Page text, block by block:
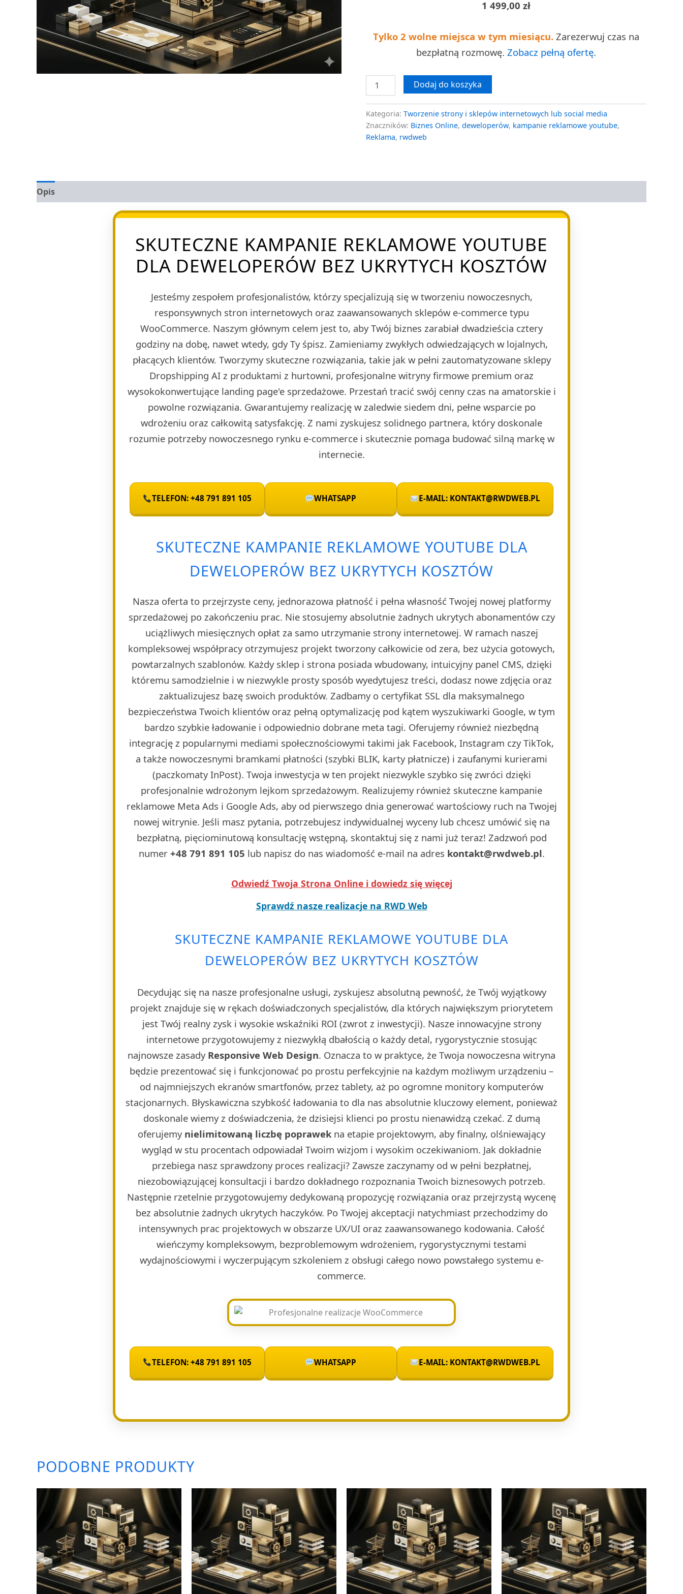
1 499,00 zł
Tylko 2 wolne miejsca w tym miesiącu. Zarezerwuj czas na
bezpłatną rozmowę. Zobacz pełną ofertę.
Dodaj do koszyka
Kategoria: Tworzenie strony i sklepów internetowych lub social media
Znaczników: Biznes Online, deweloperów, kampanie reklamowe youtube,
Reklama, rwdweb
Opis
SKUTECZNE KAMPANIE REKLAMOWE YOUTUBE
DLA DEWELOPERÓW BEZ UKRYTYCH KOSZTÓW
Jesteśmy zespołem profesjonalistów, którzy specjalizują się w tworzeniu nowoczesnych,
responsywnych stron internetowych oraz zaawansowanych sklepów e-commerce typu
WooCommerce. Naszym głównym celem jest to, aby Twój biznes zarabiał dwadzieścia cztery
godziny na dobę, nawet wtedy, gdy Ty śpisz. Zamieniamy zwykłych odwiedzających w lojalnych,
płacących klientów. Tworzymy skuteczne rozwiązania, takie jak w pełni zautomatyzowane sklepy
Dropshipping AI z produktami z hurtowni, profesjonalne witryny firmowe premium oraz
wysokokonwertujące landing page'e sprzedażowe. Przestań tracić swój cenny czas na amatorskie i
powolne rozwiązania. Gwarantujemy realizację w zaledwie siedem dni, pełne wsparcie po
wdrożeniu oraz całkowitą satysfakcję. Z nami zyskujesz solidnego partnera, który doskonale
rozumie potrzeby nowoczesnego rynku e-commerce i skutecznie pomaga budować silną markę w
internecie.
TELEFON: +48 791 891 105 WHATSAPP E-MAIL: KONTAKT@RWDWEB.PL
SKUTECZNE KAMPANIE REKLAMOWE YOUTUBE DLA
DEWELOPERÓW BEZ UKRYTYCH KOSZTÓW
Nasza oferta to przejrzyste ceny, jednorazowa płatność i pełna własność Twojej nowej platformy
sprzedażowej po zakończeniu prac. Nie stosujemy absolutnie żadnych ukrytych abonamentów czy
uciążliwych miesięcznych opłat za samo utrzymanie strony internetowej. W ramach naszej
kompleksowej współpracy otrzymujesz projekt tworzony całkowicie od zera, bez użycia gotowych,
powtarzalnych szablonów. Każdy sklep i strona posiada wbudowany, intuicyjny panel CMS, dzięki
któremu samodzielnie i w niezwykle prosty sposób wyedytujesz treści, dodasz nowe zdjęcia oraz
zaktualizujesz bazę swoich produktów. Zadbamy o certyfikat SSL dla maksymalnego
bezpieczeństwa Twoich klientów oraz pełną optymalizację pod kątem wyszukiwarki Google, w tym
bardzo szybkie ładowanie i odpowiednio dobrane meta tagi. Oferujemy również niezbędną
integrację z popularnymi mediami społecznościowymi takimi jak Facebook, Instagram czy TikTok,
a także nowoczesnymi bramkami płatności (szybki BLIK, karty płatnicze) i zaufanymi kurierami
(paczkomaty InPost). Twoja inwestycja w ten projekt niezwykle szybko się zwróci dzięki
profesjonalnie wdrożonym lejkom sprzedażowym. Realizujemy również skuteczne kampanie
reklamowe Meta Ads i Google Ads, aby od pierwszego dnia generować wartościowy ruch na Twojej
nowej witrynie. Jeśli masz pytania, potrzebujesz indywidualnej wyceny lub chcesz umówić się na
bezpłatną, pięciominutową konsultację wstępną, skontaktuj się z nami już teraz! Zadzwoń pod
numer +48 791 891 105 lub napisz do nas wiadomość e-mail na adres kontakt@rwdweb.pl.
Odwiedź Twoja Strona Online i dowiedz się więcej
Sprawdź nasze realizacje na RWD Web
SKUTECZNE KAMPANIE REKLAMOWE YOUTUBE DLA
DEWELOPERÓW BEZ UKRYTYCH KOSZTÓW
Decydując się na nasze profesjonalne usługi, zyskujesz absolutną pewność, że Twój wyjątkowy
projekt znajduje się w rękach doświadczonych specjalistów, dla których największym priorytetem
jest Twój realny zysk i wysokie wskaźniki ROI (zwrot z inwestycji). Nasze innowacyjne strony
internetowe przygotowujemy z niezwykłą dbałością o każdy detal, rygorystycznie stosując
najnowsze zasady Responsive Web Design. Oznacza to w praktyce, że Twoja nowoczesna witryna
będzie prezentować się i funkcjonować po prostu perfekcyjnie na każdym możliwym urządzeniu –
od najmniejszych ekranów smartfonów, przez tablety, aż po ogromne monitory komputerów
stacjonarnych. Błyskawiczna szybkość ładowania to dla nas absolutnie kluczowy element, ponieważ
doskonale wiemy z doświadczenia, że dzisiejsi klienci po prostu nienawidzą czekać. Z dumą
oferujemy nielimitowaną liczbę poprawek na etapie projektowym, aby finalny, olśniewający
wygląd w stu procentach odpowiadał Twoim wizjom i wysokim oczekiwaniom. Jak dokładnie
przebiega nasz sprawdzony proces realizacji? Zawsze zaczynamy od w pełni bezpłatnej,
niezobowiązującej konsultacji i bardzo dokładnego rozpoznania Twoich biznesowych potrzeb.
Następnie rzetelnie przygotowujemy dedykowaną propozycję rozwiązania oraz przejrzystą wycenę
bez absolutnie żadnych ukrytych haczyków. Po Twojej akceptacji natychmiast przechodzimy do
intensywnych prac projektowych w obszarze UX/UI oraz zaawansowanego kodowania. Całość
wieńczymy kompleksowym, bezproblemowym wdrożeniem, rygorystycznymi testami
wydajnościowymi i wyczerpującym szkoleniem z obsługi całego nowo powstałego systemu e-
commerce.
TELEFON: +48 791 891 105 WHATSAPP E-MAIL: KONTAKT@RWDWEB.PL
PODOBNE PRODUKTY